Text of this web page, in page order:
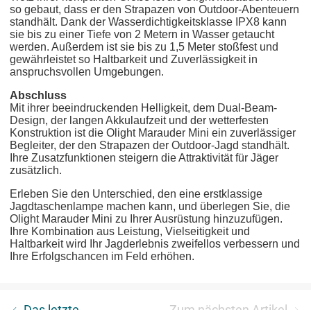
so gebaut, dass er den Strapazen von Outdoor-Abenteuern
standhält. Dank der Wasserdichtigkeitsklasse IPX8 kann
sie bis zu einer Tiefe von 2 Metern in Wasser getaucht
werden. Außerdem ist sie bis zu 1,5 Meter stoßfest und
gewährleistet so Haltbarkeit und Zuverlässigkeit in
anspruchsvollen Umgebungen.
Abschluss
Mit ihrer beeindruckenden Helligkeit, dem Dual-Beam-
Design, der langen Akkulaufzeit und der wetterfesten
Konstruktion ist die Olight Marauder Mini ein zuverlässiger
Begleiter, der den Strapazen der Outdoor-Jagd standhält.
Ihre Zusatzfunktionen steigern die Attraktivität für Jäger
zusätzlich.
Erleben Sie den Unterschied, den eine erstklassige
Jagdtaschenlampe machen kann, und überlegen Sie, die
Olight Marauder Mini zu Ihrer Ausrüstung hinzuzufügen.
Ihre Kombination aus Leistung, Vielseitigkeit und
Haltbarkeit wird Ihr Jagderlebnis zweifellos verbessern und
Ihre Erfolgschancen im Feld erhöhen.
【Gewinnspiel】17. Geburtstag von Olight, viele